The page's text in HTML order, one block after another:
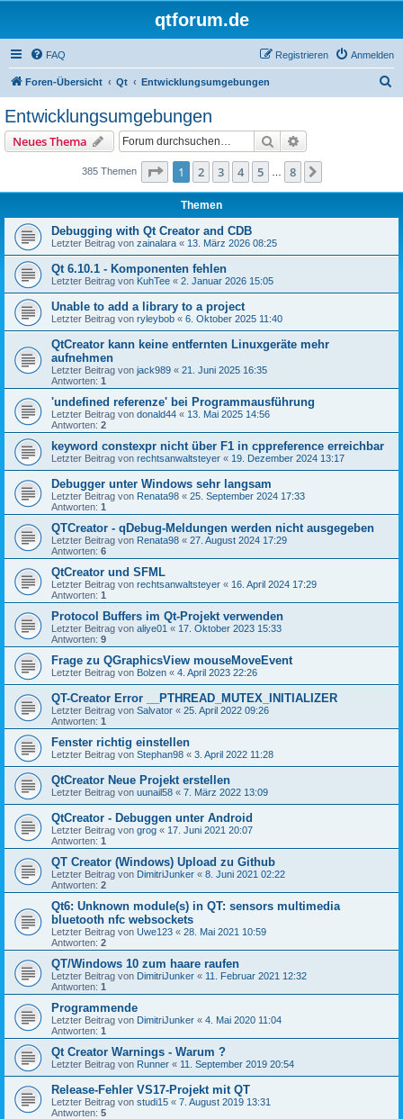
qtforum.de
FAQ Anmelden
Registrieren
Foren-Übersicht Qt Entwicklungsumgebungen
Entwicklungsumgebungen
Neues Thema Suche
385 Themen Seite 1von
1 2 3 4 5 8
Themen
Debugging with Qt Creator and CDB
Letzter Beitrag von zainalara « 13. März 2026 08:25
Qt 6.10.1 - Komponenten fehlen
Letzter Beitrag von KuhTee « 2. Januar 2026 15:05
Unable to add a library to a project
Letzter Beitrag von ryleybob « 6. Oktober 2025 11:40
QtCreator kann keine entfernten Linuxgeräte mehr
aufnehmen
Letzter Beitrag von jack989 « 21. Juni 2025 16:35
Antworten: 1
'undefined referenze' bei Programmausführung
Letzter Beitrag von donald44 « 13. Mai 2025 14:56
Antworten: 2
keyword constexpr nicht über F1 in cppreference erreichbar
Letzter Beitrag von rechtsanwaltsteyer « 19. Dezember 2024 13:17
Debugger unter Windows sehr langsam
Letzter Beitrag von Renata98 « 25. September 2024 17:33
Antworten: 1
QTCreator - qDebug-Meldungen werden nicht ausgegeben
Letzter Beitrag von Renata98 « 27. August 2024 17:29
Antworten: 6
QtCreator und SFML
Letzter Beitrag von rechtsanwaltsteyer « 16. April 2024 17:29
Antworten: 1
Protocol Buffers im Qt-Projekt verwenden
Letzter Beitrag von aliye01 « 17. Oktober 2023 15:33
Antworten: 9
Frage zu QGraphicsView mouseMoveEvent
Letzter Beitrag von Bolzen « 4. April 2023 22:26
QT-Creator Error __PTHREAD_MUTEX_INITIALIZER
Letzter Beitrag von Salvator « 25. April 2022 09:26
Antworten: 1
Fenster richtig einstellen
Letzter Beitrag von Stephan98 « 3. April 2022 11:28
QtCreator Neue Projekt erstellen
Letzter Beitrag von uunail58 « 7. März 2022 13:09
QtCreator - Debuggen unter Android
Letzter Beitrag von grog « 17. Juni 2021 20:07
Antworten: 1
QT Creator (Windows) Upload zu Github
Letzter Beitrag von DimitriJunker « 8. Juni 2021 02:22
Antworten: 2
Qt6: Unknown module(s) in QT: sensors multimedia
bluetooth nfc websockets
Letzter Beitrag von Uwe123 « 28. Mai 2021 10:59
Antworten: 2
QT/Windows 10 zum haare raufen
Letzter Beitrag von DimitriJunker « 11. Februar 2021 12:32
Antworten: 1
Programmende
Letzter Beitrag von DimitriJunker « 4. Mai 2020 11:04
Antworten: 1
Qt Creator Warnings - Warum ?
Letzter Beitrag von Runner « 11. September 2019 20:54
Release-Fehler VS17-Projekt mit QT
Letzter Beitrag von studi15 « 7. August 2019 13:31
Antworten: 5